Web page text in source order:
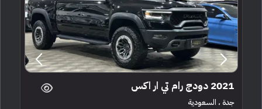
2021 دودج رام تي ار اكس
جدة ، السعودية